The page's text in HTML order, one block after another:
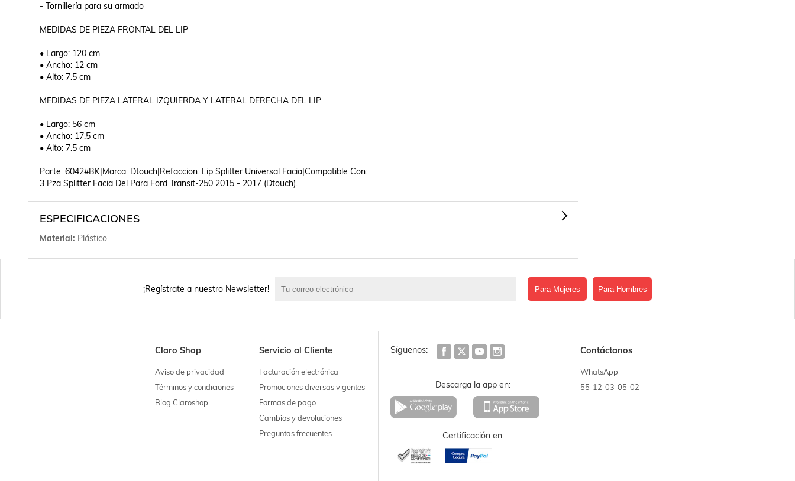
- Tornillería para su armado
MEDIDAS DE PIEZA FRONTAL DEL LIP
• Largo: 120 cm
• Ancho: 12 cm
• Alto: 7.5 cm
MEDIDAS DE PIEZA LATERAL IZQUIERDA Y LATERAL DERECHA DEL LIP
• Largo: 56 cm
• Ancho: 17.5 cm
• Alto: 7.5 cm
Parte: 6042#BK|Marca: Dtouch|Refaccion: Lip Splitter Universal Facia|Compatible Con:
3 Pza Splitter Facia Del Para Ford Transit-250 2015 - 2017 (Dtouch).
ESPECIFICACIONES
Material Plástico
¡Regístrate a nuestro Newsletter! Para Mujeres Para Hombres
Claro Shop
Aviso de privacidad
Términos y condiciones
Blog Claroshop
Servicio al Cliente
Facturación electrónica
Promociones diversas vigentes
Formas de pago
Cambios y devoluciones
Preguntas frecuentes
Síguenos:
Descarga la app en:
Certificación en:
Contáctanos
WhatsApp
55-12-03-05-02